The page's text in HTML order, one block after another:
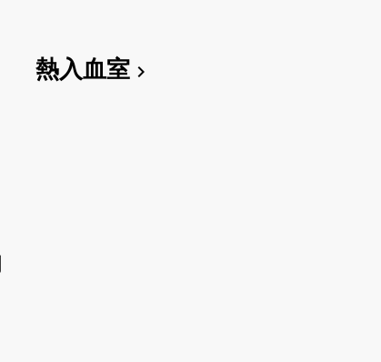
熱入血室chevron_right